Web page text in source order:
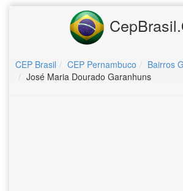
CEP Brasil CEP Pernambuco
Bairros
José Maria Dourado Garanhuns